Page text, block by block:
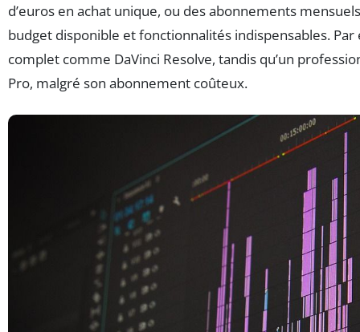
d’euros en achat unique, ou des abonnements
budget disponible et fonctionnalités indispensables.
complet comme DaVinci Resolve, tandis qu’un
Pro, malgré son abonnement coûteux.